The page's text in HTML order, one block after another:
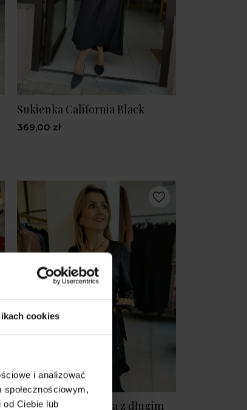
cookies
i analizować
Ciebie lub
Sukienka California Black
369,00 zł
Elegancka Sukienka z długim